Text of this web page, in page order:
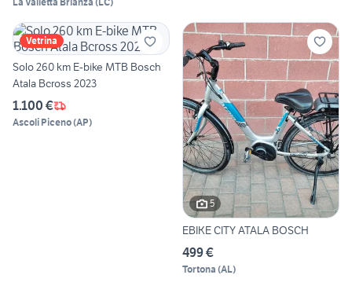
Vetrina
Solo 260 km E-bike MTB Bosch
Atala Bcross 2023
1.100 €
Ascoli Piceno(AP)
5
EBIKE CITY ATALA BOSCH
499 €
Tortona (AL)